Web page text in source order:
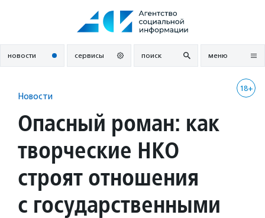
новости сервисы поиск меню
18+
Новости
Опасный роман: как
творческие НКО
строят отношения
с государственными